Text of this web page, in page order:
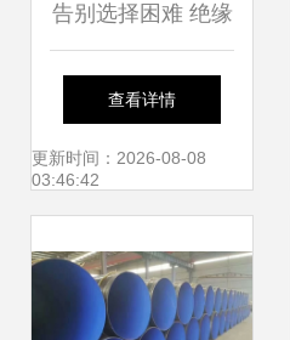
告别选择困难 绝缘
接头与绝缘法兰，
究竟该如何选？
查看详情
更新时间：2026-08-08
03:46:42